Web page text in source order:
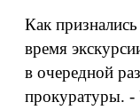
Как признались
время
в очередной
прокуратуры. -